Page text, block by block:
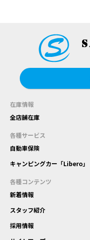
在庫情報
全店舗在庫
各種サービス
自動車保険
キャンピングカー「Libero」
各種コンテンツ
新着情報
スタッフ紹介
採用情報